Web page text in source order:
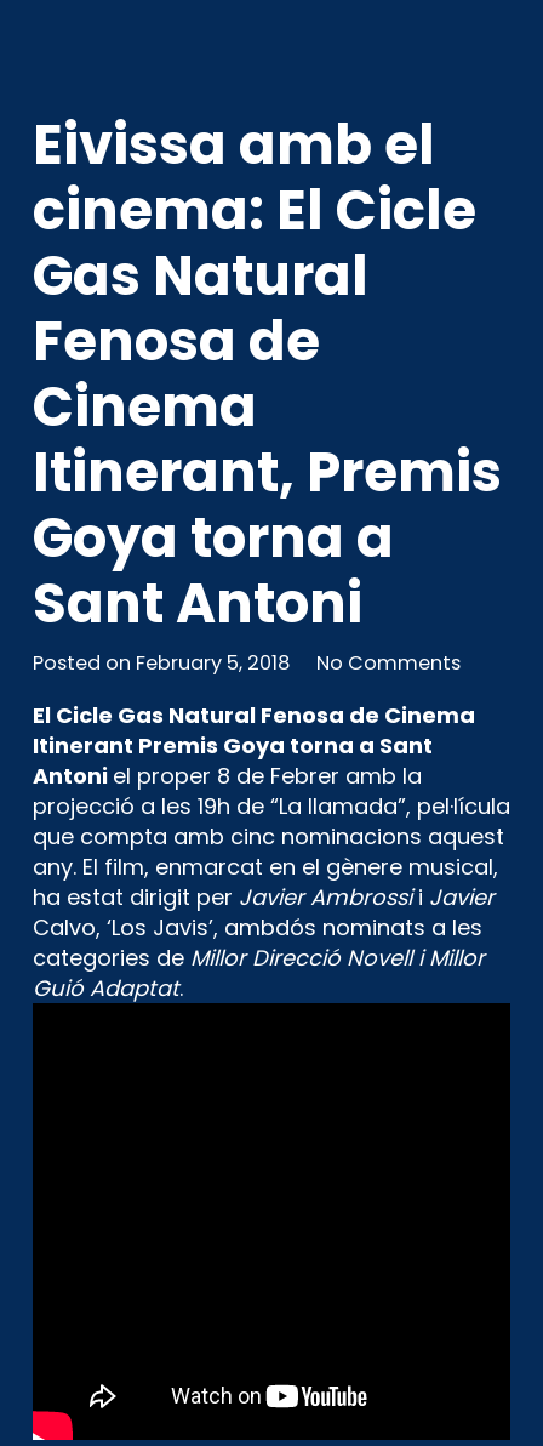
Eivissa amb el
cinema: El Cicle
Gas Natural
Fenosa de
Cinema
Itinerant, Premis
Goya torna a
Sant Antoni
Posted on February 5, 2018 No Comments
El Cicle Gas Natural Fenosa de Cinema
Itinerant Premis Goya torna a Sant
Antoni el proper 8 de Febrer amb la
projecció a les 19h de “La llamada”, pel·lícula
que compta amb cinc nominacions aquest
any. El film, enmarcat en el gènere musical,
ha estat dirigit per Javier Ambrossii Javier
Calvo, ‘Los Javis’, ambdós nominats a les
categories de Millor Direcció Novell i Millor
Guió Adaptat.